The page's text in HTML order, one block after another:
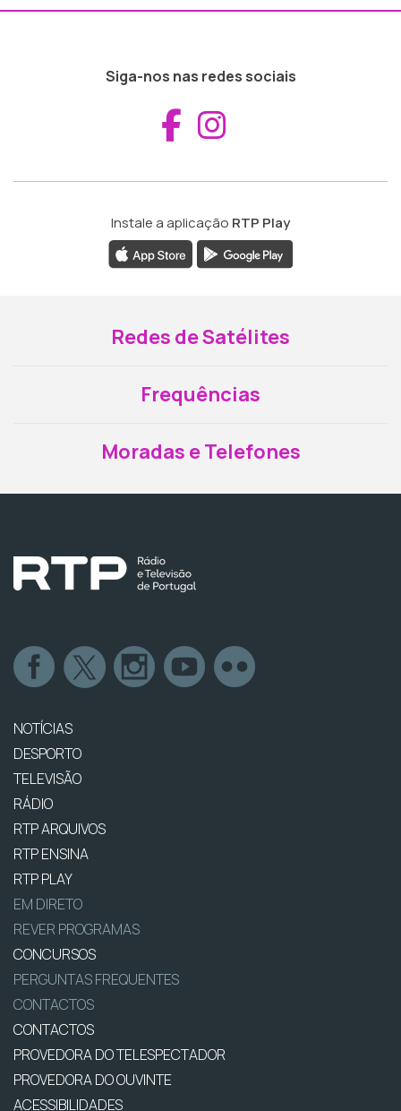
Siga-nos nas redes sociais
Aceder ao
Instale a aplicação RTP Play
Redes de Satélites
Frequências
Moradas e Telefones
NOTÍCIAS
DESPORTO
TELEVISÃO
RÁDIO
RTP ARQUIVOS
RTP ENSINA
RTP PLAY
EM DIRETO
REVER PROGRAMAS
CONCURSOS
PERGUNTAS FREQUENTES
CONTACTOS
CONTACTOS
PROVEDORA DO TELESPECTADOR
PROVEDORA DO OUVINTE
ACESSIBILIDADES